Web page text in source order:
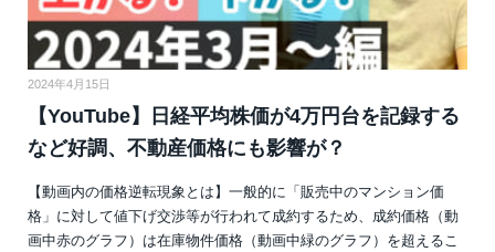
2024年4月15日
【YouTube】日経平均株価が4万円台を記録する
など好調、不動産価格にも影響が？
【動画内の価格逆転現象とは】一般的に「販売中のマンション価
格」に対して値下げ交渉等が行われて成約するため、成約価格（動
画中赤のグラフ）は在庫物件価格（動画中緑のグラフ）を超えるこ